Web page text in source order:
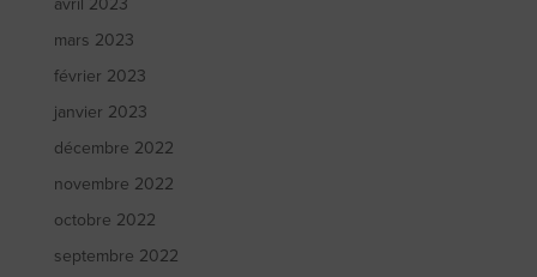
avril 2023
mars 2023
février 2023
janvier 2023
décembre 2022
novembre 2022
octobre 2022
septembre 2022